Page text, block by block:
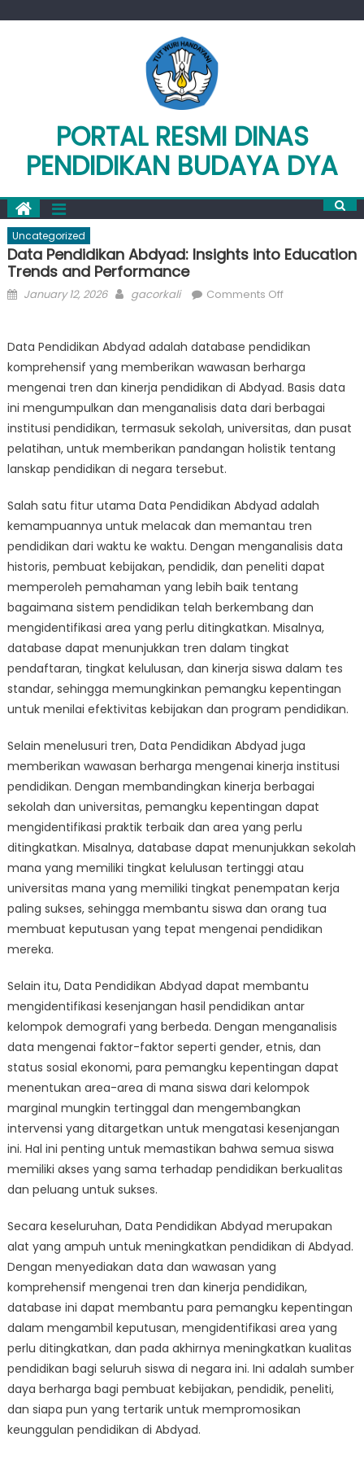
PORTAL RESMI DINAS
PENDIDIKAN BUDAYA DYA
Uncategorized
Data Pendidikan Abdyad: Insights into Education
Trends and Performance
Posted
January 12, 2026 Author
gacorkali Comments Offon
Abdyad:
Insights
into
Education
Trends
and
Performance
Data Pendidikan Abdyad adalah database pendidikan
komprehensif yang memberikan wawasan berharga
mengenai tren dan kinerja pendidikan di Abdyad. Basis data
ini mengumpulkan dan menganalisis data dari berbagai
institusi pendidikan, termasuk sekolah, universitas, dan pusat
pelatihan, untuk memberikan pandangan holistik tentang
lanskap pendidikan di negara tersebut.
Salah satu fitur utama Data Pendidikan Abdyad adalah
kemampuannya untuk melacak dan memantau tren
pendidikan dari waktu ke waktu. Dengan menganalisis data
historis, pembuat kebijakan, pendidik, dan peneliti dapat
memperoleh pemahaman yang lebih baik tentang
bagaimana sistem pendidikan telah berkembang dan
mengidentifikasi area yang perlu ditingkatkan. Misalnya,
database dapat menunjukkan tren dalam tingkat
pendaftaran, tingkat kelulusan, dan kinerja siswa dalam tes
standar, sehingga memungkinkan pemangku kepentingan
untuk menilai efektivitas kebijakan dan program pendidikan.
Selain menelusuri tren, Data Pendidikan Abdyad juga
memberikan wawasan berharga mengenai kinerja institusi
pendidikan. Dengan membandingkan kinerja berbagai
sekolah dan universitas, pemangku kepentingan dapat
mengidentifikasi praktik terbaik dan area yang perlu
ditingkatkan. Misalnya, database dapat menunjukkan sekolah
mana yang memiliki tingkat kelulusan tertinggi atau
universitas mana yang memiliki tingkat penempatan kerja
paling sukses, sehingga membantu siswa dan orang tua
membuat keputusan yang tepat mengenai pendidikan
mereka.
Selain itu, Data Pendidikan Abdyad dapat membantu
mengidentifikasi kesenjangan hasil pendidikan antar
kelompok demografi yang berbeda. Dengan menganalisis
data mengenai faktor-faktor seperti gender, etnis, dan
status sosial ekonomi, para pemangku kepentingan dapat
menentukan area-area di mana siswa dari kelompok
marginal mungkin tertinggal dan mengembangkan
intervensi yang ditargetkan untuk mengatasi kesenjangan
ini. Hal ini penting untuk memastikan bahwa semua siswa
memiliki akses yang sama terhadap pendidikan berkualitas
dan peluang untuk sukses.
Secara keseluruhan, Data Pendidikan Abdyad merupakan
alat yang ampuh untuk meningkatkan pendidikan di Abdyad.
Dengan menyediakan data dan wawasan yang
komprehensif mengenai tren dan kinerja pendidikan,
database ini dapat membantu para pemangku kepentingan
dalam mengambil keputusan, mengidentifikasi area yang
perlu ditingkatkan, dan pada akhirnya meningkatkan kualitas
pendidikan bagi seluruh siswa di negara ini. Ini adalah sumber
daya berharga bagi pembuat kebijakan, pendidik, peneliti,
dan siapa pun yang tertarik untuk mempromosikan
keunggulan pendidikan di Abdyad.